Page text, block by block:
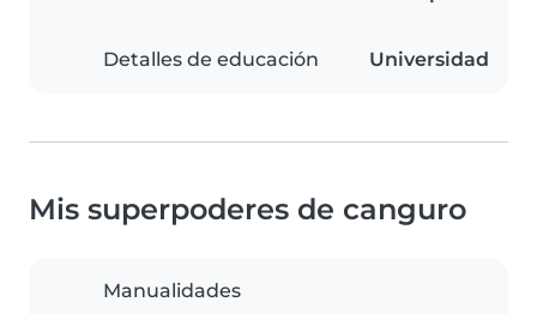
Detalles de educación Universidad
Mis superpoderes de canguro
Manualidades